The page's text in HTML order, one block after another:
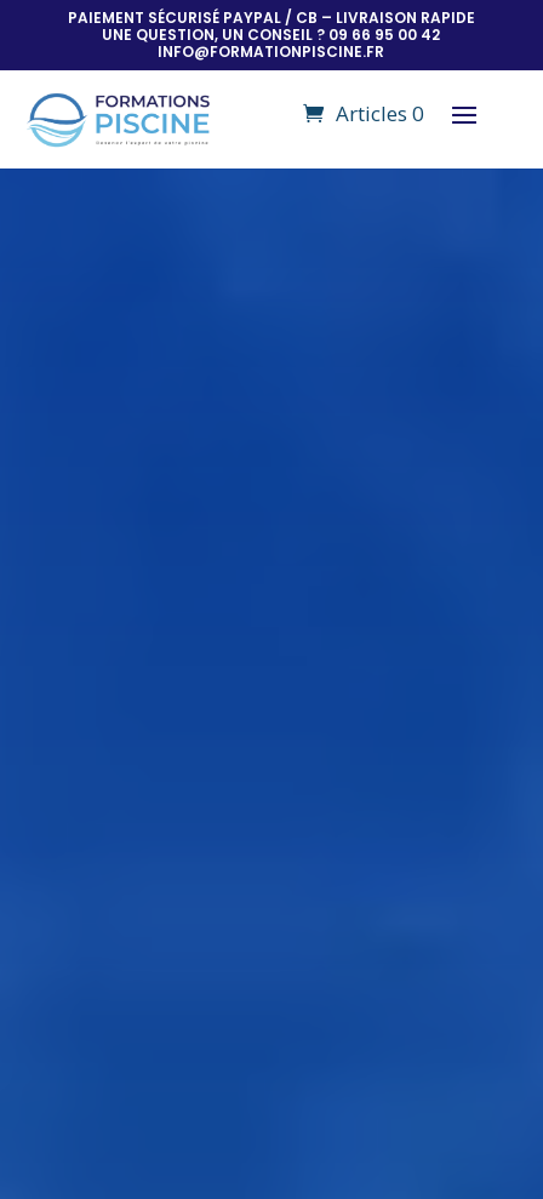
PAIEMENT SÉCURISÉ PAYPAL / CB – LIVRAISON RAPIDE
UNE QUESTION, UN CONSEIL ? 09 66 95 00 42
INFO@FORMATIONPISCINE.FR
Articles 0